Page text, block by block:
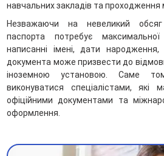
навчальних закладів та проходження
Незважаючи на невеликий
паспорта потребує
написанні імені, дати народження,
документа може призвести до
іноземною установою. Саме
виконуватися спеціалістами,
офіційними документами та
оформлення.